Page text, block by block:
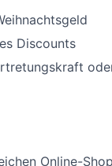
Discounts
Online-